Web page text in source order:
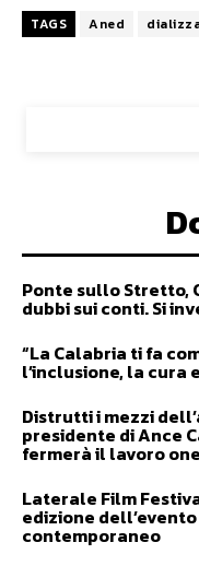
TAGS Aned
Ponte sullo Stretto,
dubbi sui conti. Si
“La Calabria ti fa
l’inclusione, la
Distrutti i mezzi
presidente di Ance
fermerà il lavoro
Laterale Film
edizione
contemporaneo